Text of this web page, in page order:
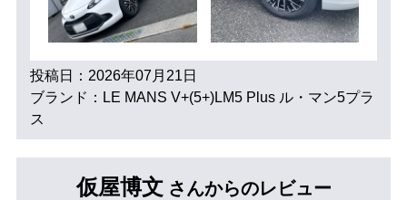
投稿日：2026年07月21日
ブランド：LE MANS V+(5+)LM5 Plus ル・マン5プラ
ス
仮屋博文 さんからのレビュー